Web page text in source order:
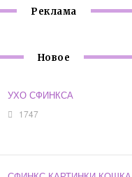
Реклама
Новое
УХО СФИНКСА
1747